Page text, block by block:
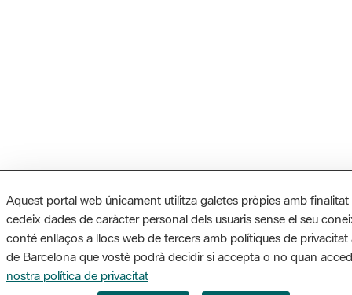
Aquest portal web únicament utilitza galetes pròpies amb
cedeix dades de caràcter personal dels usuaris sense el seu
conté enllaços a llocs web de tercers amb polítiques de privacitat
de Barcelona que vostè podrà decidir si accepta o no quan
nostra política de privacitat